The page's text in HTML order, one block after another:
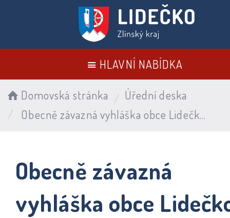
HLAVNÍ NABÍDKA
Domovská stránka
Úřední deska
Obecně závazná vyhláška obce Lidečko č. 2/2020, o místním poplatku za provoz systému shromažďování, sběru, přepravy, třídění, využívání a odstraňování
Obecně závazná
vyhláška obce